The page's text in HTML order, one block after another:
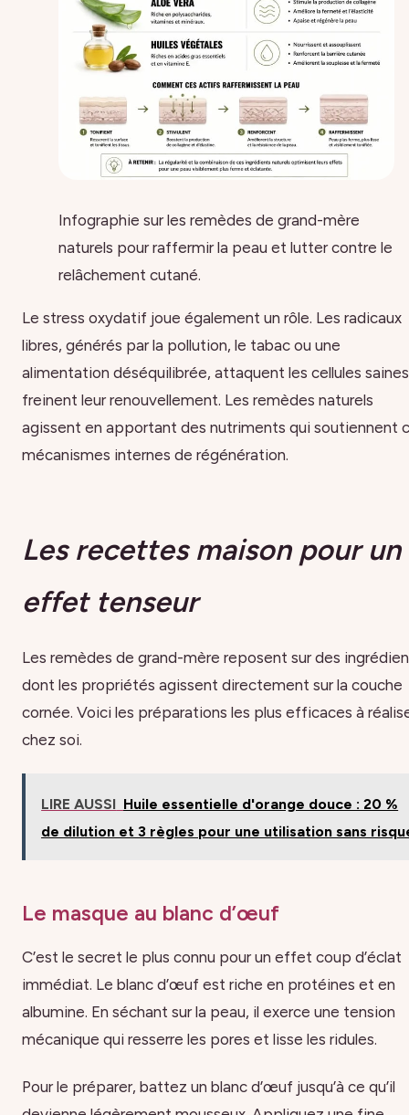
Infographie sur les remèdes de grand-mère
naturels pour raffermir la peau et lutter contre le
relâchement cutané.
Le stress oxydatif joue également un rôle. Les radicaux
libres, générés par la pollution, le tabac ou une
alimentation déséquilibrée, attaquent les cellules
freinent leur renouvellement. Les remèdes naturels
agissent en apportant des nutriments qui soutiennent
mécanismes internes de régénération.
Les recettes maison pour un
effet tenseur
Les remèdes de grand-mère reposent sur des
dont les propriétés agissent directement sur la couche
cornée. Voici les préparations les plus efficaces à
chez soi.
LIRE AUSSI Huile essentielle d'orange douce : 20 %
de dilution et 3 règles pour une utilisation sans
Le masque au blanc d’œuf
C’est le secret le plus connu pour un effet coup d’éclat
immédiat. Le blanc d’œuf est riche en protéines et en
albumine. En séchant sur la peau, il exerce une tension
mécanique qui resserre les pores et lisse les ridules.
Pour le préparer, battez un blanc d’œuf jusqu’à ce qu’il